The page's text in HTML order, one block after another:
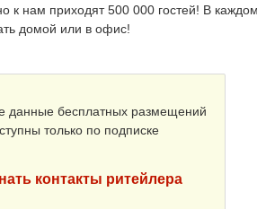
к нам приходят 500 000 гостей! В
домой или в офис!
данные бесплатных размещений
только по подписке
контакты ритейлера